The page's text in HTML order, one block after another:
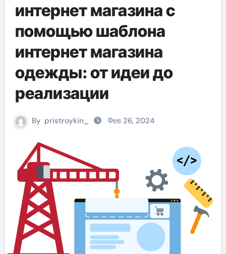
интернет магазина с
помощью шаблона
интернет магазина
одежды: от идеи до
реализации
By pristroykin_ Фев 26, 2024